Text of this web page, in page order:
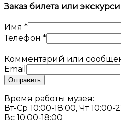
Заказ билета или
Имя *
Телефон *
Комментарий или
Email
Отправить
Время работы музея:
Вт-Ср 10:00-18:00, Чт 10:00-
Вс 10:00-18:00